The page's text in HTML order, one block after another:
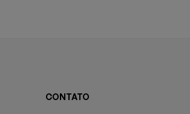
CONTATO